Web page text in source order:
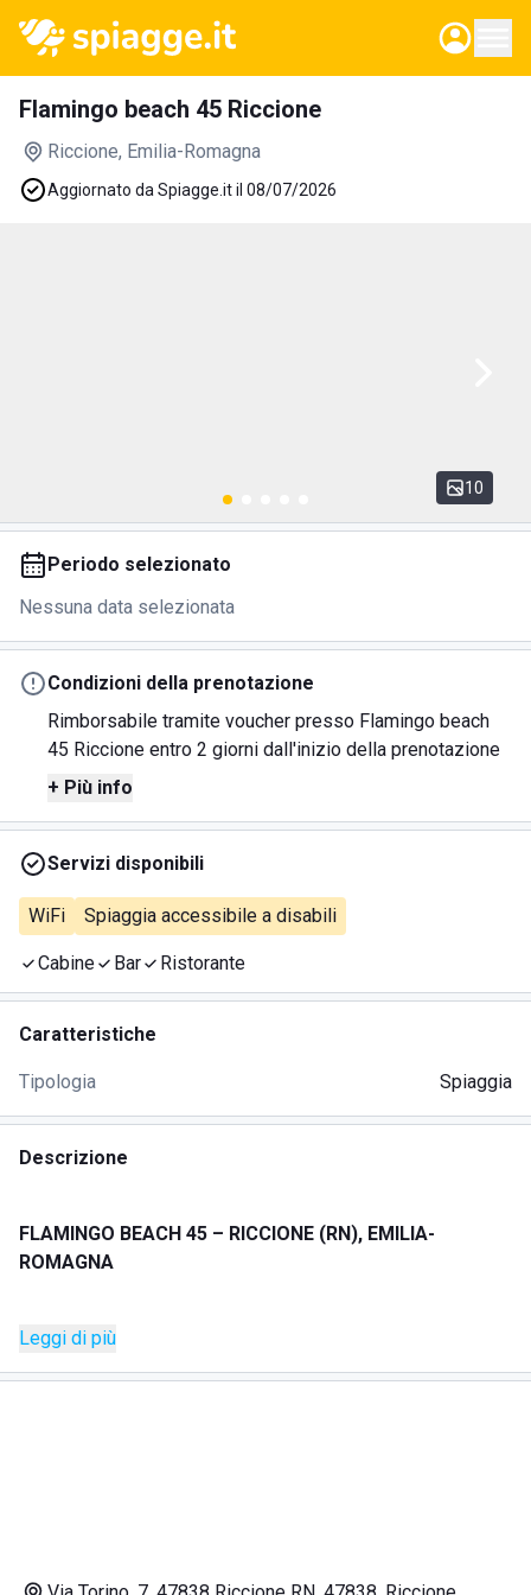
Flamingo beach 45 Riccione
Riccione, Emilia-Romagna
Aggiornato da Spiagge.it il 08/07/2026
10
Periodo selezionato
Nessuna data selezionata
Condizioni della prenotazione
Rimborsabile tramite voucher presso Flamingo beach
45 Riccione entro 2 giorni dall'inizio della prenotazione
+ Più info
Servizi disponibili
WiFi Spiaggia accessibile a disabili
Cabine Bar Ristorante
Caratteristiche
Tipologia Spiaggia
Descrizione
FLAMINGO BEACH 45 – RICCIONE (RN), EMILIA-
ROMAGNA
DESCRIZIONE
Leggi di più